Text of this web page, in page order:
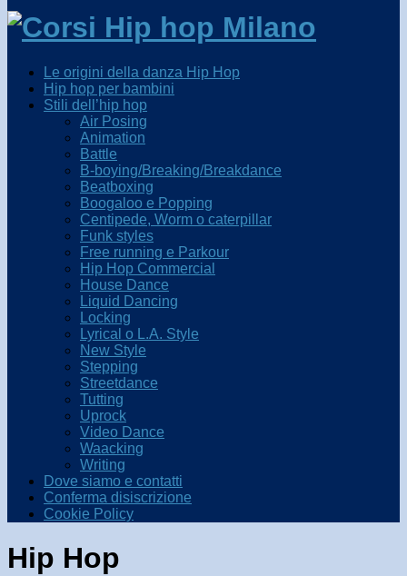
Le origini della danza Hip Hop
Hip hop per bambini
Stili dell’hip hop
Air Posing
Animation
Battle
B-boying/Breaking/Breakdance
Beatboxing
Boogaloo e Popping
Centipede, Worm o caterpillar
Funk styles
Free running e Parkour
Hip Hop Commercial
House Dance
Liquid Dancing
Locking
Lyrical o L.A. Style
New Style
Stepping
Streetdance
Tutting
Uprock
Video Dance
Waacking
Writing
Dove siamo e contatti
Conferma disiscrizione
Cookie Policy
Hip Hop